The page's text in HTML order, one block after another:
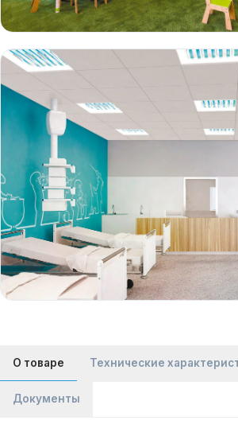
О товаре Технические
Документы